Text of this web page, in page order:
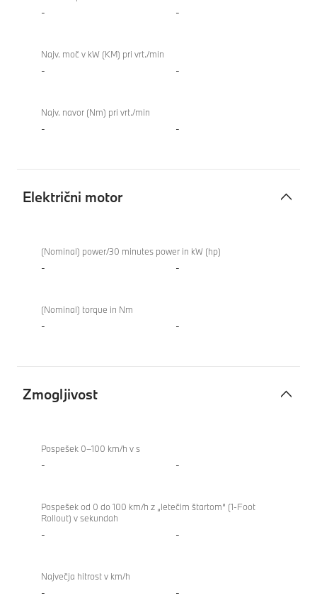
- -
Najv. moč v kW (KM) pri vrt./min
- -
Najv. navor (Nm) pri vrt./min
- -
Električni motor
motor(Nominal) power/30 minutes power in kW (hp)
- -
(Nominal) torque in Nm
- -
Zmogljivost
Pospešek 0–100 km/h v s
- -
Pospešek od 0 do 100 km/h z „letečim štartom“ (1-Foot
Rollout) v sekundah
- -
Največja hitrost v km/h
- -